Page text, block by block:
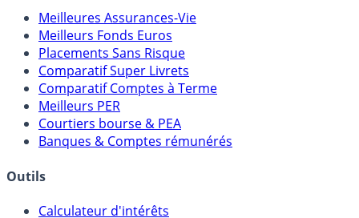
Comparatifs
Meilleures Assurances-Vie
Meilleurs Fonds Euros
Placements Sans Risque
Comparatif Super Livrets
Comparatif Comptes à Terme
Meilleurs PER
Banques & Comptes rémunérés
Outils